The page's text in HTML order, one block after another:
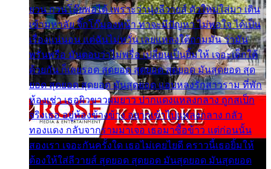
ยวน กวนโอ๊ยพอได้ เพราะว่านุ่งลีวายส์ ตัวใหม่ใส่มา เดิน
เข้ามหาลัย จิ๊กโก๊มองหน้า ท่าจะมีปัญหา ไม่พอใจ ได้เป็น
เรื่องแน่นอน แต่ฉันไม่หวั่น เลยแหลงใต้ถามมัน ว่ามัน
พรั่นพรือ มันตอบว่าไม่พรื่อ เปลี่ยนเป็นยิ้มให้ เจอะเด็กใต้
ด้วยกัน ก็เลยรอด สุดยอด สุดยอด สุดยอด มันสุดยอด สุด
ยอด สุดยอด สุดยอด มันสุดยอด แอบหลงรักสาวราม ที่พัก
ห้องเช่า เธอผิวขาวผมยาว ปากแดงแหลงกลาง ถูกสเป็ก
จริงเธอ อยู่ห้องข้างข้าง อยากเข้าไปแหลงกลาง กลัว
ทองแดง กลับจากรามมาเจอ เธอมาซื้อข้าว แต่ก่อนนั้น
สองเรา เจอะกันครั้งใด เธอไม่เคยไยดี คราวนี้เธอยิ้มให้
ต้องให้ใส่ลีวายส์ สุดยอด สุดยอด มันสุดยอด มันสุดยอด